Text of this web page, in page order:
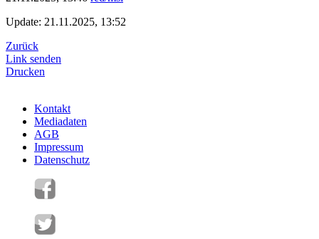
Update: 21.11.2025, 13:52
Zurück
Link senden
Drucken
Kontakt
Mediadaten
AGB
Impressum
Datenschutz